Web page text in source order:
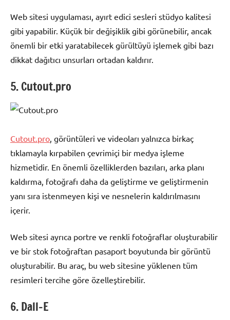
Web sitesi uygulaması, ayırt edici sesleri stüdyo kalitesi
gibi yapabilir. Küçük bir değişiklik gibi görünebilir, ancak
önemli bir etki yaratabilecek gürültüyü işlemek gibi bazı
dikkat dağıtıcı unsurları ortadan kaldırır.
5. Cutout.pro
Cutout.pro, görüntüleri ve videoları yalnızca birkaç
tıklamayla kırpabilen çevrimiçi bir medya işleme
hizmetidir. En önemli özelliklerden bazıları, arka planı
kaldırma, fotoğrafı daha da geliştirme ve geliştirmenin
yanı sıra istenmeyen kişi ve nesnelerin kaldırılmasını
içerir.
Web sitesi ayrıca portre ve renkli fotoğraflar oluşturabilir
ve bir stok fotoğraftan pasaport boyutunda bir görüntü
oluşturabilir. Bu araç, bu web sitesine yüklenen tüm
resimleri tercihe göre özelleştirebilir.
6. Dall-E